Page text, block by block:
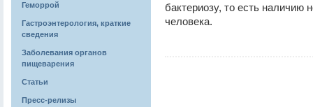
Геморрой
Гастроэнтерология, краткие
сведения
Заболевания органов
пищеварения
Статьи
Пресс-релизы
бактериозу, то есть наличию
человека.